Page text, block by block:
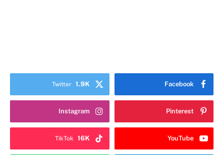
Facebook
Twitter 1.9K
Pinterest
Instagram
YouTube
TikTok 16K